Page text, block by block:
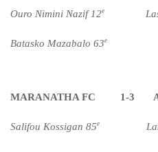
Ouro Nimini Nazif 12e
Batasko Mazabalo 63e
MARANATHA FC 1-3
Salifou Kossigan 85e